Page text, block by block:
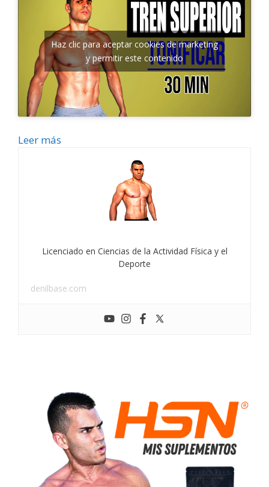
Haz clic para aceptar cookies de marketing
y permitir este contenido
Leer más
Licenciado en Ciencias de la Actividad Física y el
Deporte
denilbase.com